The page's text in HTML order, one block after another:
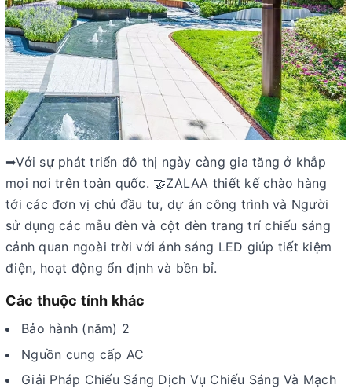
➡Với sự phát triển đô thị ngày càng gia tăng ở khắp
mọi nơi trên toàn quốc. 🤝ZALAA thiết kế chào hàng
tới các đơn vị chủ đầu tư, dự án công trình và Người
sử dụng các mẫu đèn và cột đèn trang trí chiếu sáng
cảnh quan ngoài trời với ánh sáng LED giúp tiết kiệm
điện, hoạt động ổn định và bền bỉ.
Các thuộc tính khác
Bảo hành (năm) 2
Nguồn cung cấp AC
Giải Pháp Chiếu Sáng Dịch Vụ Chiếu Sáng Và Mạch